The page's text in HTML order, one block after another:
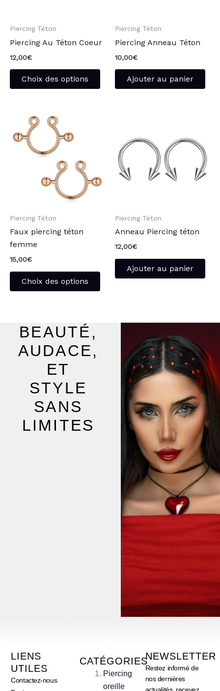
Piercing Téton
Piercing Au Téton Coeur
12,00€
Choix des options
choisies
la
Piercing Téton
Piercing Anneau Téton
10,00€
Ajouter au panier
Piercing Téton
Faux piercing téton
femme
15,00€
Choix des options
plusieurs
variations.
Les
choisies
page
Piercing Téton
Anneau Piercing téton
12,00€
Ajouter au panier
BEAUTÉ,
AUDACE,
ET
STYLE
SANS
LIMITES
LIENS
UTILES
Contactez-nous
CATÉGORIES
Piercing
oreille
NEWSLETTER
Restez informé de
nos dernières